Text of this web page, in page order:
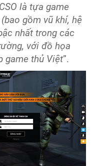
là tựa game
gồm vũ khí, hệ
nhất trong các
với đồ họa
game thủ Việt”.